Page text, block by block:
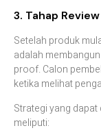
3. Tahap
Setelah produk
adalah
proof. Calon
ketika melihat
Strategi yang
meliputi: